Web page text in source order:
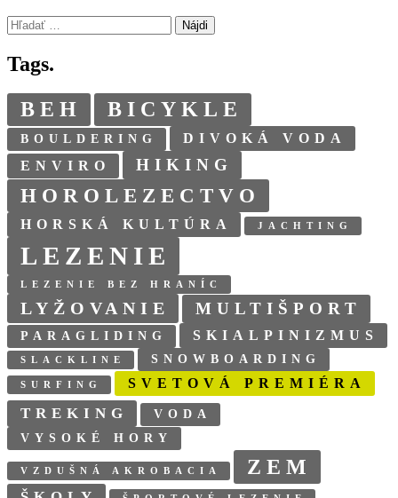
Hľadať:
Tags.
BEH
BICYKLE
BOULDERING
DIVOKÁ VODA
ENVIRO
HIKING
HOROLEZECTVO
HORSKÁ KULTÚRA JACHTING
LEZENIE
LEZENIE BEZ HRANÍC
LYŽOVANIE MULTIŠPORT
PARAGLIDING SKIALPINIZMUS
SLACKLINE SNOWBOARDING
SURFING SVETOVÁ PREMIÉRA
TREKING
VODA
VYSOKÉ HORY
VZDUŠNÁ AKROBACIA ZEM